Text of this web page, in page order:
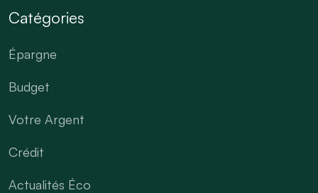
Catégories
Épargne
Budget
Votre Argent
Crédit
Actualités Éco